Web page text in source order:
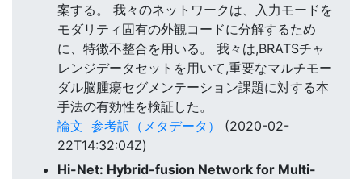
案する。 我々のネットワークは、入力モードを
モダリティ固有の外観コードに分解するため
に、特徴不整合を用いる。 我々は,BRATSチャ
レンジデータセットを用いて,重要なマルチモー
ダル脳腫瘍セグメンテーション課題に対する本
手法の有効性を検証した。
論文 参考訳（メタデータ）
(2020-02-
22T14:32:04Z)
Hi-Net: Hybrid-fusion Network for Multi-